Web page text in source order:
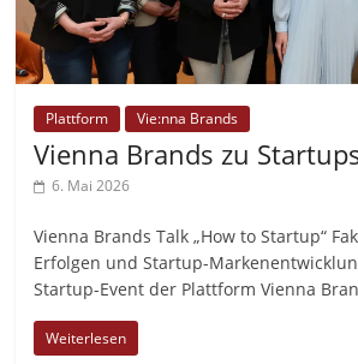
Plattform Vie:nna Brands
Vienna Brands zu
6. Mai 2026
Vienna Brands Talk „How to Startup“
Erfolgen und Startup-
Startup-Event der Plattform Vienna
Weiterlesen